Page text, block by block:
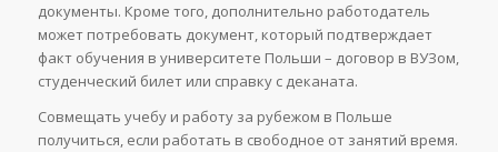
документы. Кроме того, дополнительно работодатель
может потребовать документ, который подтверждает
факт обучения в университете Польши – договор в ВУЗом,
студенческий билет или справку с деканата.
Совмещать учебу и работу за рубежом в Польше
получиться, если работать в свободное от занятий время.